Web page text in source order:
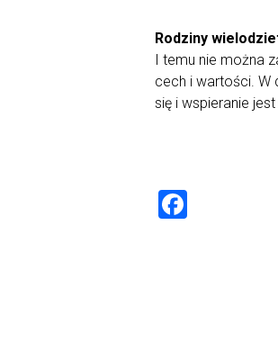
Rodziny
I temu nie można
cech i wartości. W
się i wspieranie